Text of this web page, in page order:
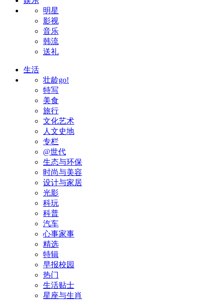
明星
影视
音乐
韩流
送礼
生活
壮龄go!
特写
美食
旅行
文化艺术
人文史地
专栏
@世代
生态与环保
时尚与美容
设计与家居
光影
科玩
科普
汽车
心事家事
精选
特辑
早报校园
热门
生活贴士
星座与生肖